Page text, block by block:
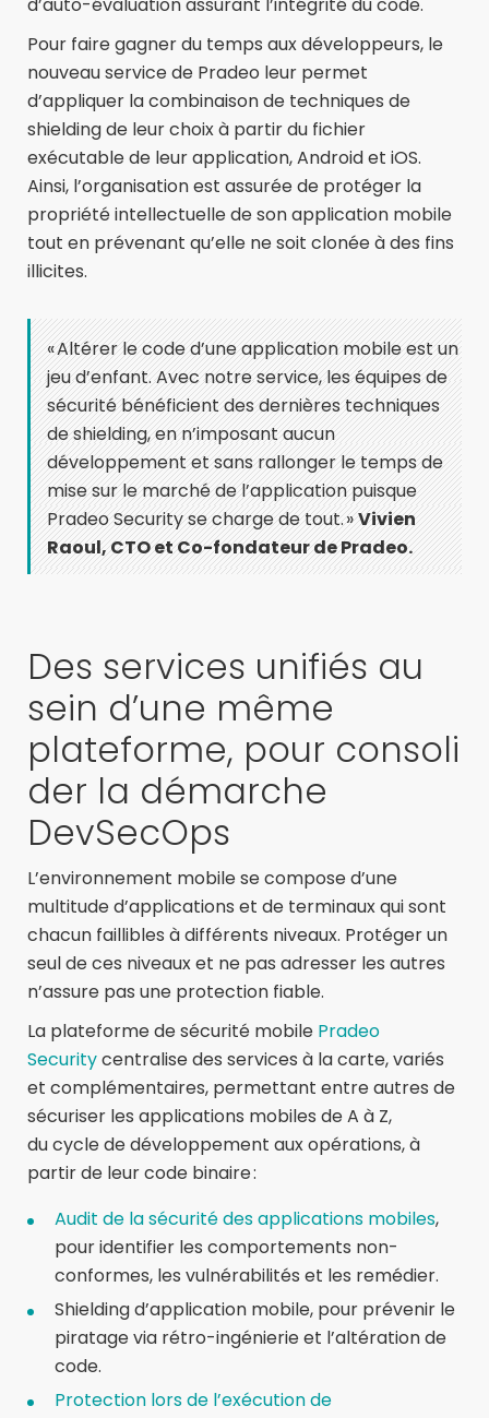
d’auto-évaluation assurant l’intégrité du code.
Pour faire gagner du temps aux développeurs, le
nouveau service de Pradeo leur permet
d’appliquer la combinaison de techniques de
shielding de leur choix à partir du fichier
exécutable de leur application, Android et iOS.
Ainsi, l’organisation est assurée de protéger la
propriété intellectuelle de son application mobile
tout en prévenant qu’elle ne soit clonée à des fins
illicites.
« Altérer le code d’une application mobile est un
jeu d’enfant. Avec notre service, les équipes de
sécurité bénéficient des dernières techniques
de shielding, en n’imposant aucun
développement et sans rallonger le temps de
mise sur le marché de l’application puisque
Pradeo Security se charge de tout. »Vivien
Raoul, CTO et Co-fondateur de Pradeo.
Des services unifiés au
sein d’une même
plateforme, pour consoli
der la démarche
DevSecOps
L’environnement mobile se compose d’une
multitude d’applications et de terminaux qui sont
chacun faillibles à différents niveaux. Protéger un
seul de ces niveaux et ne pas adresser les autres
n’assure pas une protection fiable.
La plateforme de sécurité mobile Pradeo
Securitycentralise des services à la carte, variés
et complémentaires, permettant entre autres de
sécuriser les applications mobiles de A à Z,
du cycle de développement aux opérations, à
partir de leur code binaire :
Audit de la sécurité des applications mobiles,
pour identifier les comportements non-
conformes, les vulnérabilités et les remédier.
Shielding d’application mobile, pour prévenir le
piratage via rétro-ingénierie et l’altération de
code.
Protection lors de l’exécution de